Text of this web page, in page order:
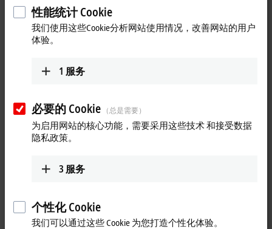
技
术
Play
2023年3月26日
Automation upgrades reduce
sortation system wiring by 50% and
lower costs by thousands
NPI’s singulation and sortation solutions, which leverage Beckhoff
controls and EtherCAT, helped a California distribution center reduce
difficult-to-fill labor requirements while increasing throughput and
更多关于此视频的信息
性能统计 Cookie
我们使用这些Cookie分析网站使用情况，改善网站的用户
体验。
1 服务
必要的 Cookie （总是需要）
为启用网站的核心功能，需要采用这些技术 和接受数据
隐私政策。
3 服务
个性化 Cookie
我们可以通过这些 Cookie 为您打造个性化体验。